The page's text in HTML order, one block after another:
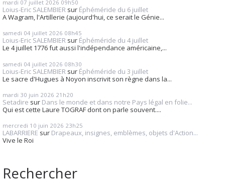
mardi 07 juillet 2026 09h50
Loius-Eric SALEMBIER sur Éphéméride du 6 juillet
A Wagram, l'Artillerie (aujourd'hui, ce serait le Génie...
samedi 04 juillet 2026 08h45
Loius-Eric SALEMBIER sur Éphéméride du 4 juillet
Le 4 juillet 1776 fut aussi l'indépendance américaine,...
samedi 04 juillet 2026 08h30
Loius-Eric SALEMBIER sur Éphéméride du 3 juillet
Le sacre d'Hugues à Noyon inscrivit son règne dans la...
mardi 30 juin 2026 21h20
Setadire sur Dans le monde et dans notre Pays légal en folie...
Qui est cette Laure TOGRAF dont on parle souvent....
mercredi 10 juin 2026 23h25
LABARRIERE sur Drapeaux, insignes, emblèmes, objets d'Action...
Vive le Roi
Rechercher